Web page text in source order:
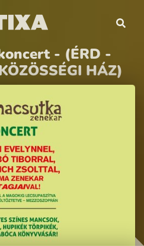
- (ÉRD -
HÁZ)